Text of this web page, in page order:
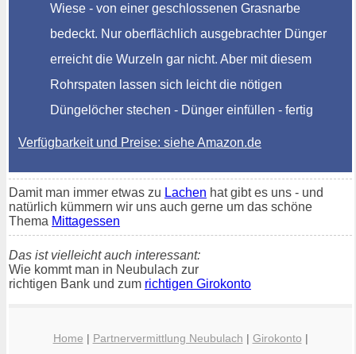
Wiese - von einer geschlossenen Grasnarbe
bedeckt. Nur oberflächlich ausgebrachter Dünger
erreicht die Wurzeln gar nicht. Aber mit diesem
Rohrspaten lassen sich leicht die nötigen
Düngelöcher stechen - Dünger einfüllen - fertig
Verfügbarkeit und Preise: siehe Amazon.de
Damit man immer etwas zu Lachen hat gibt es uns - und
natürlich kümmern wir uns auch gerne um das schöne
Thema Mittagessen
Das ist vielleicht auch interessant:
Wie kommt man in Neubulach zur
richtigen Bank und zum richtigen Girokonto
Home | Partnervermittlung Neubulach | Girokonto |